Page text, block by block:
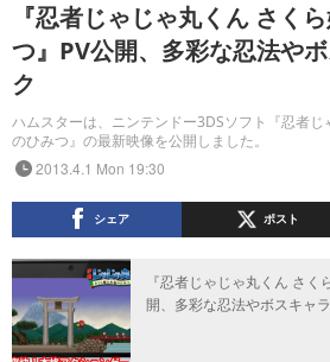
『忍者じゃじゃ丸くん さく
つ』PV公開、多彩な忍法や
ク
ハムスターは、ニンテンドー3DSソフト『忍者
のひみつ』の最新映像を公開しました。
2013.4.1 Mon 19:30
シェア ポスト
『忍者じゃじゃ丸くん さ
開、多彩な忍法やボスキャ